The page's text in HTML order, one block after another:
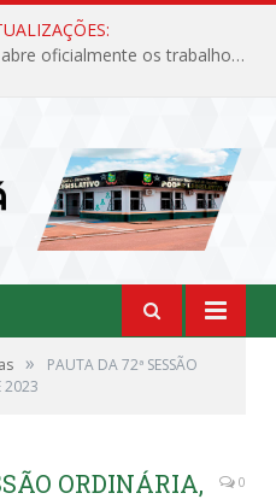
Câmara Municipal de Jacundá abre oficialmente os trabalhos legislativos de 2026
»
PAUTA DA 72ª SESSÃO
2023
ORDINÁRIA,
0